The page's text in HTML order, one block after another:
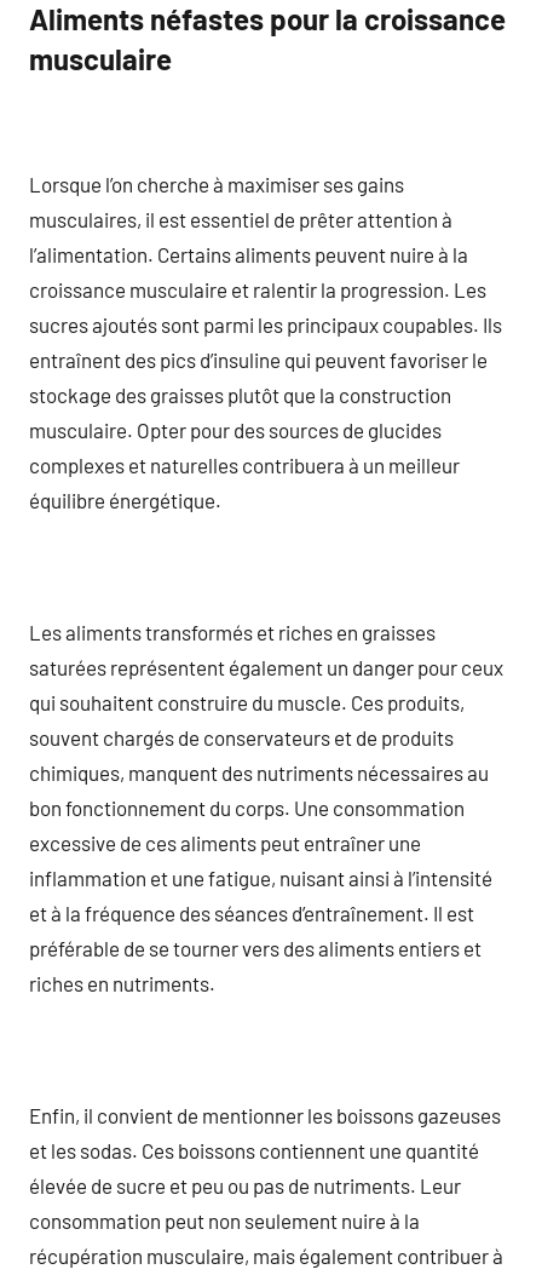
Aliments néfastes pour la croissance
musculaire
Lorsque l’on cherche à maximiser ses gains
musculaires, il est essentiel de prêter attention à
l’alimentation. Certains aliments peuvent nuire à la
croissance musculaire et ralentir la progression. Les
sucres ajoutés sont parmi les principaux coupables. Ils
entraînent des pics d’insuline qui peuvent favoriser le
stockage des graisses plutôt que la construction
musculaire. Opter pour des sources de glucides
complexes et naturelles contribuera à un meilleur
équilibre énergétique.
Les aliments transformés et riches en graisses
saturées représentent également un danger pour ceux
qui souhaitent construire du muscle. Ces produits,
souvent chargés de conservateurs et de produits
chimiques, manquent des nutriments nécessaires au
bon fonctionnement du corps. Une consommation
excessive de ces aliments peut entraîner une
inflammation et une fatigue, nuisant ainsi à l’intensité
et à la fréquence des séances d’entraînement. Il est
préférable de se tourner vers des aliments entiers et
riches en nutriments.
Enfin, il convient de mentionner les boissons gazeuses
et les sodas. Ces boissons contiennent une quantité
élevée de sucre et peu ou pas de nutriments. Leur
consommation peut non seulement nuire à la
récupération musculaire, mais également contribuer à